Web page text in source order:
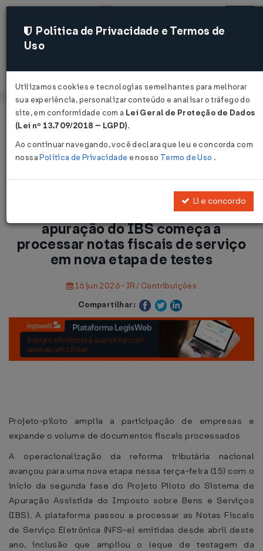
Acessar
Página Inicial
Notícias
processar notas fiscais de serviço em nova etapa de testes...
Voltar
Reforma Tributária/RS: Sistema de
apuração do IBS começa a
processar notas fiscais de serviço
em nova etapa de testes
16 jun 2026 - IR / Contribuições
Compartilhar:
Projeto-piloto amplia a participação de empresas e
expande o volume de documentos fiscais processados
A operacionalização da reforma tributária nacional
avançou para uma nova etapa nessa terça-feira (15) com o
início da segunda fase do Projeto Piloto do Sistema de
Apuração Assistida do Imposto sobre Bens e Serviços
(IBS). A plataforma passou a processar as Notas Fiscais
de Serviço Eletrônica (NFS-e) emitidas desde abril deste
ano, inclusão que ampliou o leque de testagem da
Política de Privacidade e Termos de
Uso
Utilizamos cookies e tecnologias semelhantes para melhorar
sua experiência, personalizar conteúdo e analisar o tráfego do
site, em conformidade com a Lei Geral de Proteção de Dados
(Lei nº 13.709/2018 – LGPD).
Ao continuar navegando, você declara que leu e concorda com
nossaPolítica de Privacidade e nosso Termo de Uso .
Li e concordo